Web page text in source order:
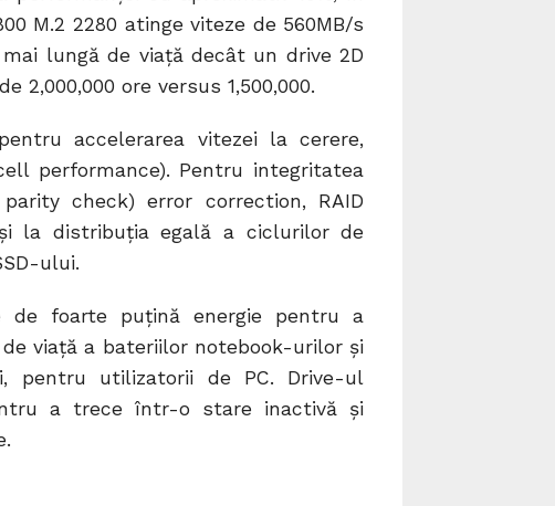
M.2 2280 atinge viteze de 560MB/s
lungă de viață decât un drive 2D
2,000,000 ore versus 1,500,000.
accelerarea vitezei la cerere,
performance). Pentru integritatea
check) error correction, RAID
la distribuția egală a ciclurilor de
ului.
de foarte puțină energie pentru a
viață a bateriilor notebook-urilor și
pentru utilizatorii de PC. Drive-ul
a trece într-o stare inactivă și